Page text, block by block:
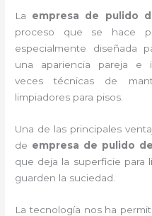
La empresa de pulido
proceso que se hace
especialmente diseñada
una apariencia pareja e
veces técnicas de
limpiadores para pisos.
Una de las principales
de empresa de pulido
que deja la superficie para
guarden la suciedad.
La tecnología nos ha